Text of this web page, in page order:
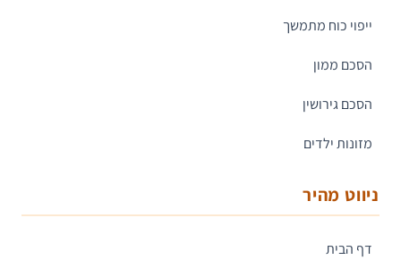
ייפוי כוח מתמשך
הסכם ממון
הסכם גירושין
מזונות ילדים
ניווט מהיר
דף הבית